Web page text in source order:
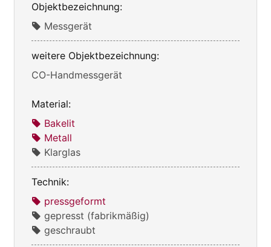
Objektbezeichnung:
Messgerät
weitere Objektbezeichnung:
CO-Handmessgerät
Material:
Bakelit
Metall
Klarglas
Technik:
pressgeformt
gepresst (fabrikmäßig)
geschraubt